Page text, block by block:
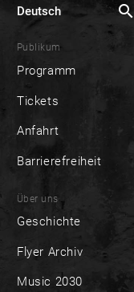
Deutsch search
Publikum
Programm
Tickets
Anfahrt
Barrierefreiheit
Über uns
Geschichte
Flyer Archiv
Music 2030